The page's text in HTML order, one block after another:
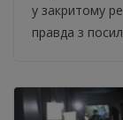
у закритому
правда з